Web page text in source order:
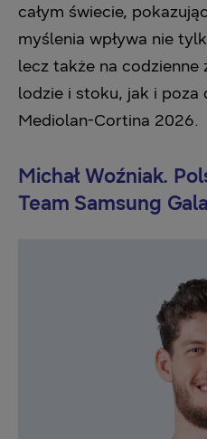
całym świecie,
myślenia wpływa nie
lecz także na codzienne
lodzie i stoku, jak i
Mediolan-Cortina 2026.
Michał Woźniak.
Team Samsung